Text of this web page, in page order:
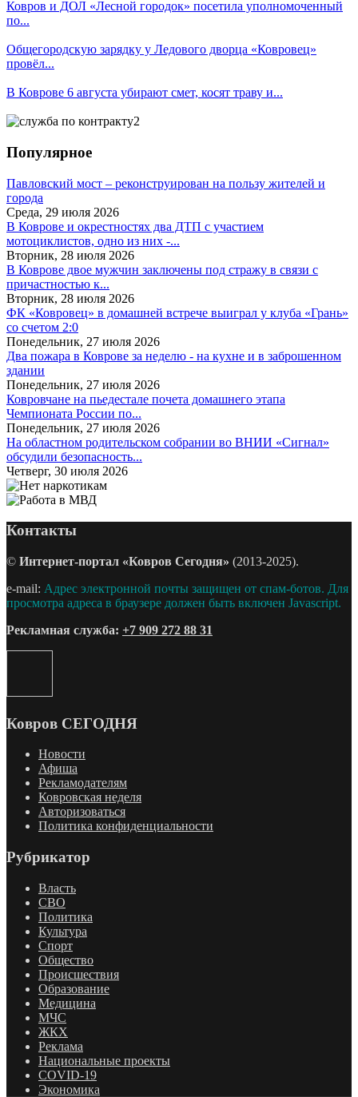
Ковров и ДОЛ «Лесной городок» посетила уполномоченный
по...
Общегородскую зарядку у Ледового дворца «Ковровец»
провёл...
В Коврове 6 августа убирают смет, косят траву и...
Популярное
Павловский мост – реконструирован на пользу жителей и
города
Среда, 29 июля 2026
В Коврове и окрестностях два ДТП с участием
мотоциклистов, одно из них -...
Вторник, 28 июля 2026
В Коврове двое мужчин заключены под стражу в связи с
причастностью к...
Вторник, 28 июля 2026
ФК «Ковровец» в домашней встрече выиграл у клуба «Грань»
со счетом 2:0
Понедельник, 27 июля 2026
Два пожара в Коврове за неделю - на кухне и в заброшенном
здании
Понедельник, 27 июля 2026
Ковровчане на пьедестале почета домашнего этапа
Чемпионата России по...
Понедельник, 27 июля 2026
На областном родительском собрании во ВНИИ «Сигнал»
обсудили безопасность...
Четверг, 30 июля 2026
Контакты
© Интернет-портал «Ковров Сегодня» (2013-2025).
e-mail: Адрес электронной почты защищен от спам-ботов. Для
просмотра адреса в браузере должен быть включен Javascript.
Рекламная служба: +7 909 272 88 31
Ковров СЕГОДНЯ
Новости
Афиша
Рекламодателям
Ковровская неделя
Авторизоваться
Политика конфиденциальности
Рубрикатор
Власть
СВО
Политика
Культура
Спорт
Общество
Происшествия
Образование
Медицина
МЧС
ЖКХ
Реклама
Национальные проекты
COVID-19
Экономика